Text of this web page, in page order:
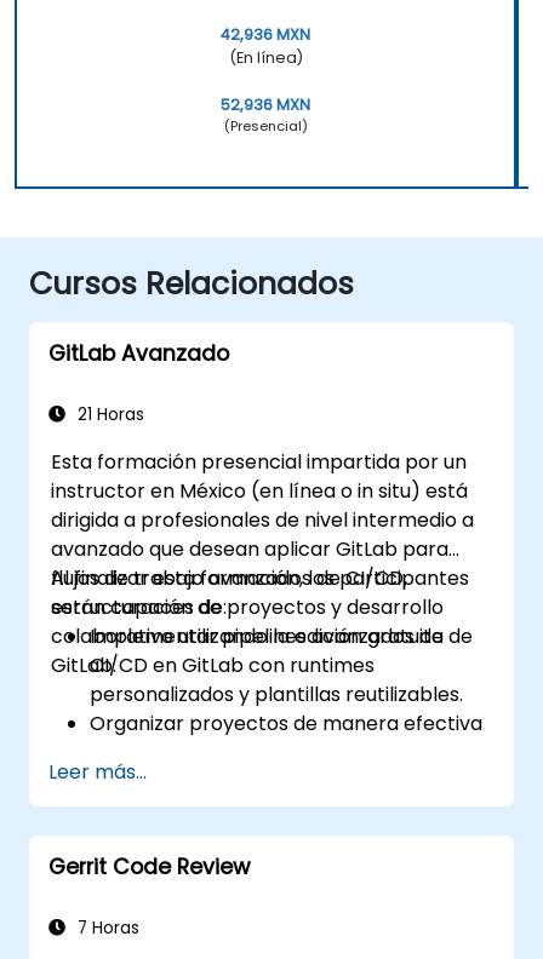
42,936 MXN
(En línea)
52,936 MXN
(Presencial)
Cursos Relacionados
GitLab Avanzado
21 Horas
Esta formación presencial impartida por un
instructor en México (en línea o in situ) está
dirigida a profesionales de nivel intermedio a
avanzado que desean aplicar GitLab para
flujos de trabajo avanzados de CI/CD,
estructuración de proyectos y desarrollo
colaborativo utilizando la edición gratuita de
GitLab.
Al finalizar esta formación, los participantes
serán capaces de:
Implementar pipelines avanzados de
CI/CD en GitLab con runtimes
personalizados y plantillas reutilizables.
Organizar proyectos de manera efectiva
Colaborar en código, incidencias y
documentación mediante Markdown y las
herramientas de GitLab.
Aplicar GitLab Pages, flujos de trabajo de
proyectos reales.
Leer más...
Gerrit Code Review
7 Horas